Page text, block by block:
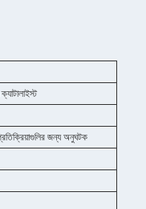
জন্য অনুঘটক